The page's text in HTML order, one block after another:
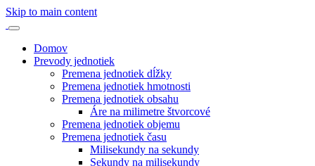
Skip to main content
Domov
Prevody jednotiek
Premena jednotiek dĺžky
Premena jednotiek hmotnosti
Premena jednotiek obsahu
Áre na milimetre štvorcové
Premena jednotiek objemu
Premena jednotiek času
Milisekundy na sekundy
Sekundy na milisekundy